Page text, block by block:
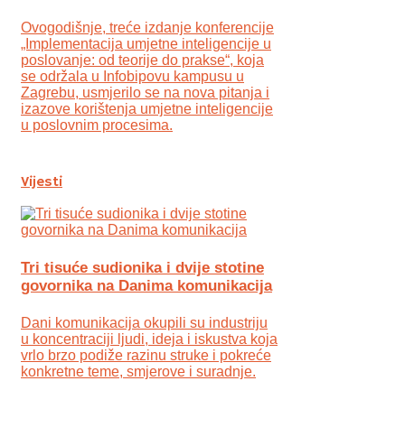
Ovogodišnje, treće izdanje konferencije
„Implementacija umjetne inteligencije u
poslovanje: od teorije do prakse“, koja
se održala u Infobipovu kampusu u
Zagrebu, usmjerilo se na nova pitanja i
izazove korištenja umjetne inteligencije
u poslovnim procesima.
Vijesti
Tri tisuće sudionika i dvije stotine
govornika na Danima komunikacija
Dani komunikacija okupili su industriju
u koncentraciji ljudi, ideja i iskustva koja
vrlo brzo podiže razinu struke i pokreće
konkretne teme, smjerove i suradnje.